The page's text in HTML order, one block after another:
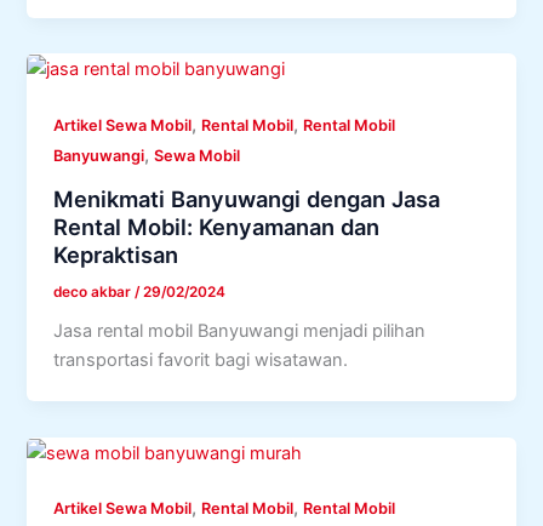
Artikel Sewa Mobil, Rental Mobil, Rental Mobil
Banyuwangi,Sewa Mobil
Menikmati Banyuwangi dengan Jasa
Rental Mobil: Kenyamanan dan
Kepraktisan
deco akbar /29/02/2024
Jasa rental mobil Banyuwangi menjadi pilihan
transportasi favorit bagi wisatawan.
Artikel Sewa Mobil, Rental Mobil, Rental Mobil